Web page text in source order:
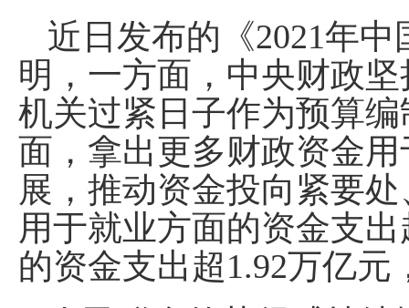
近日发布的《2021年
明，一方面，中央财政
机关过紧日子作为预算
面，拿出更多财政资金
展，推动资金投向紧要
用于就业方面的资金支
的资金支出超1.92万亿元